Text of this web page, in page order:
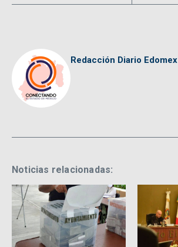
Redacción Diario Edomex
Noticias relacionadas: